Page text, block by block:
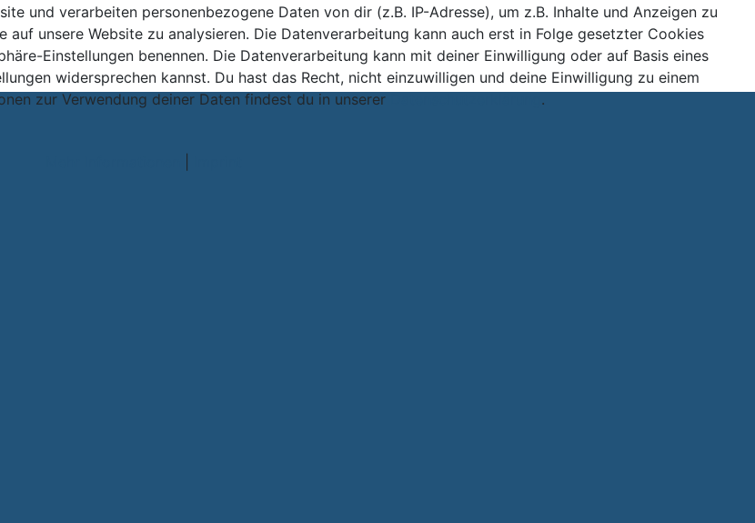
und verarbeiten personenbezogene Daten von dir (z.B. IP-Adresse), um z.B. Inhalte und Anzeigen zu
unsere Website zu analysieren. Die Datenverarbeitung kann auch erst in Folge gesetzter Cookies
Einstellungen benennen. Die Datenverarbeitung kann mit deiner Einwilligung oder auf Basis eines
widersprechen kannst. Du hast das Recht, nicht einzuwilligen und deine Einwilligung zu einem
zur Verwendung deiner Daten findest du in unserer
.